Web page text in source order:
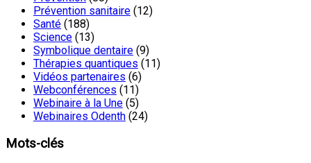
Prévention sanitaire (12)
Santé (188)
Science (13)
Symbolique dentaire (9)
Thérapies quantiques (11)
Vidéos partenaires (6)
Webconférences (11)
Webinaire à la Une (5)
Webinaires Odenth (24)
Mots-clés